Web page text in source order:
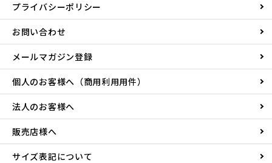
プライバシーポリシー
お問い合わせ
メールマガジン登録
個人のお客様へ（商用利用用件）
法人のお客様へ
販売店様へ
サイズ表記について